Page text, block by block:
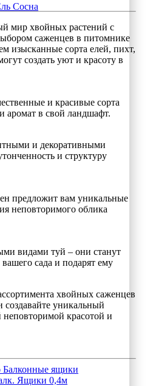
Сосна
мир хвойных растений с
саженцев в питомнике
изысканные сорта елей, пихт,
создать уют и красоту в
и красивые сорта
аромат в свой ландшафт.
и декоративными
и структуру
предложит вам уникальные
неповторимого облика
видами туй – они станут
сада и подарят ему
хвойных саженцев
уникальный
красотой и
Балконные ящики
Ящики 0,4м